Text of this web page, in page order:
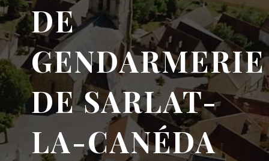
DE
GENDARMERIE
DE SARLAT-
LA-CANÉDA